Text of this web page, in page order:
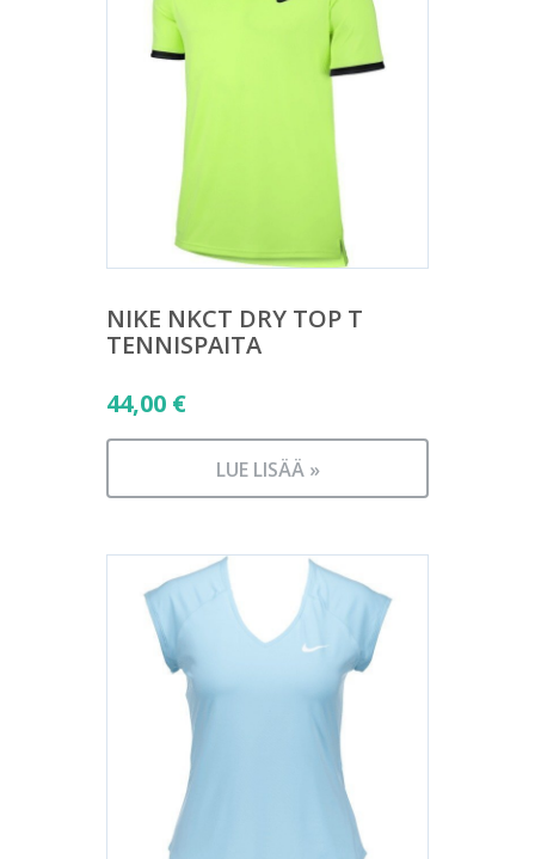
NIKE NKCT DRY TOP T
TENNISPAITA
44,00 €
LUE LISÄÄ »